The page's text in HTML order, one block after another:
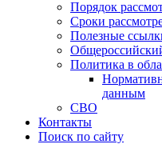
Порядок
Сроки
Полезные
Политика в
данным
СВО
Контакты
Поиск по сайту